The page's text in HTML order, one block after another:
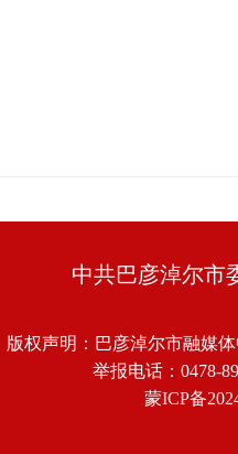
中共巴彦淖尔市
版权声明：巴彦淖尔市融媒
举报电话：0478-
蒙ICP备